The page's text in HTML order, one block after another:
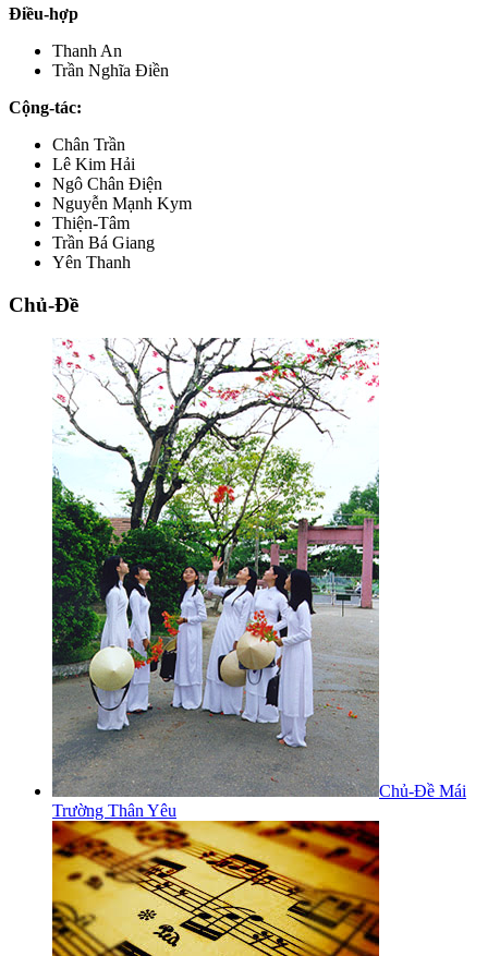
Điều-hợp
Thanh An
Trần Nghĩa Điền
Cộng-tác:
Chân Trần
Lê Kim Hải
Ngô Chân Điện
Nguyễn Mạnh Kym
Thiện-Tâm
Trần Bá Giang
Yên Thanh
Chủ-Đề
Chủ-Đề Mái
Trường Thân Yêu